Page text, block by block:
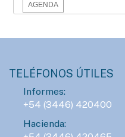
AGENDA
Manos que crean
AGENDA
SÁBADO 15 DE
Gran Prix Chipote
TELÉFONOS ÚTILES
Informes:
+54 (3446) 420400
Hacienda: